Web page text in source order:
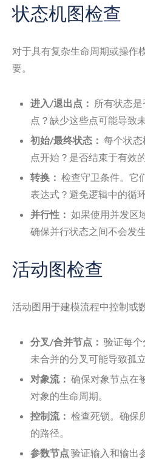
状态机图检查
对于具有复杂生命周期或操作
要。
进入/退出点： 所有状态
点？缺少这些点可能导致
初始/最终状态： 每个状
点开始？是否结束于有效
转换： 检查守卫条件。它
表达式？避免逻辑中的循环
并行性： 如果使用并发区
确保并行状态之间不会发生
活动图检查
活动图用于建模流程中控制或
分叉/合并节点： 验证每个
未合并的分叉可能导致孤立
对象流： 确保对象节点在
对象的生命周期。
控制流： 检查死锁。确保
的路径。
参数节点 验证输入和输出